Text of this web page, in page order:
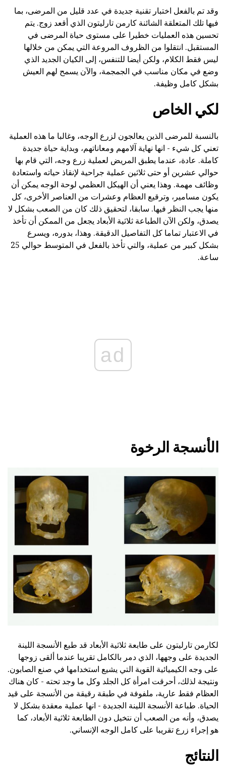
وقد تم بالفعل اختبار تقنية جديدة في عدد قليل من المرضى، بما
فيها تلك المتعلقة الشائنة كارمن تارليتون الذي أقعد زوج. يتم
تحسين هذه العمليات خطيرا على مستوى حياة المرضى في
المستقبل. انتقلوا من الظروف المروعة التي يمكن من خلالها
ليس فقط الكلام، ولكن أيضا للتنفس، إلى الكيان الجديد الذي
وضع في مكان مناسب في الجمجمة، والآن يسمح لهم العيش
بشكل كامل وظيفة.
لكي الخاص
بالنسبة للمرضى الذين يعالجون لزرع الوجه، وغالبا ما هذه العملية
تعني كل شيء - انها نهاية آلامهم ومعاناتهم، وبداية حياة جديدة
كاملة. عادة، عندما يطبق المريض لعملية زرع وجه، التي قام بها
حوالي عشرين أو حتى ثلاثين عملية جراحية لإنقاذ حياته واستعادة
وظائف مهمة. وهذا يعني أن الهيكل العظمي لوحة الوجه يمكن أن
يكون مسامير، وترقيع العظام وعشرات من العناصر الأخرى، كل
منها يجب النظر فيها. سابقا، لتحقيق ذلك كان من الصعب بشكل لا
يصدق، ولكن الآن الطباعة ثلاثية الأبعاد يجعل من الممكن أن تأخذ
في الاعتبار تماما كل التفاصيل الدقيقة. وهذا، بدوره، ويسرع
بشكل كبير من عملية، والتي تأخذ بالفعل في المتوسط حوالي 25
ساعة.
ad
الأنسجة الرخوة
لكارمن تارليتون على طابعة ثلاثية الأبعاد قد طبع الأنسجة اللينة
الجديدة على وجهها، الذي دمر بالكامل تقريبا عندما ألقى زوجها
على وجه الكيميائية القوية التي يشيع استخدامها في صنع الصابون.
ونتيجة لذلك، أحرقت امرأة كل الجلد وكل ما وجد تحته - كان هناك
العظام فقط عارية، ملفوفة في طبقة رقيقة من الأنسجة على قيد
الحياة. طباعة الأنسجة اللينة الجديدة - انها عملية معقدة بشكل لا
يصدق، وأنه من الصعب أن نتخيل دون الطابعة ثلاثية الأبعاد، كما
هو إجراء زرع تقريبا على كامل الوجه الإنساني.
النتائج